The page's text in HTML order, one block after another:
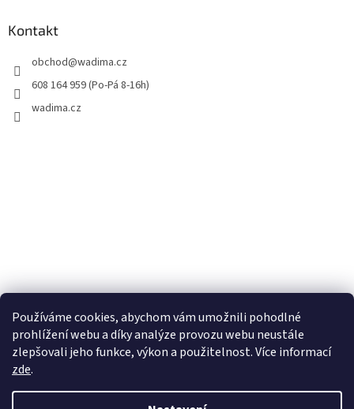
Používáme cookies, abychom vám umožnili pohodlné
prohlížení webu a díky analýze provozu webu neustále
zlepšovali jeho funkce, výkon a použitelnost. Více informací
zde.
Kontakt
obchod@wadima.cz
608 164 959 (Po-Pá 8-16h)
wadima.cz